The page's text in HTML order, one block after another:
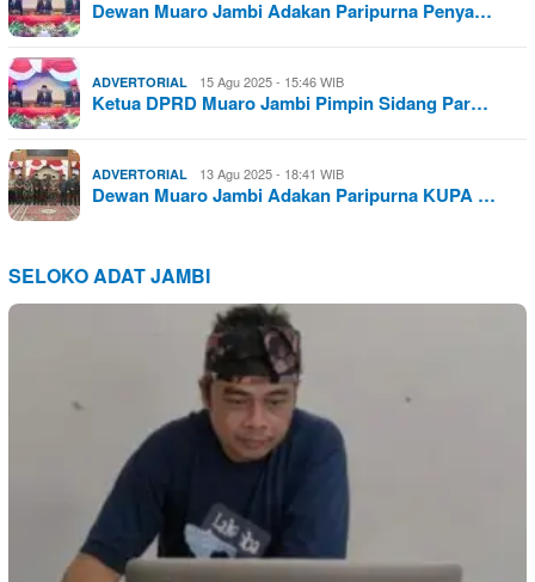
Dewan Muaro Jambi Adakan Paripurna Penya…
ADVERTORIAL 15 Agu 2025 - 15:46 WIB
Ketua DPRD Muaro Jambi Pimpin Sidang Par…
ADVERTORIAL 13 Agu 2025 - 18:41 WIB
Dewan Muaro Jambi Adakan Paripurna KUPA …
SELOKO ADAT JAMBI